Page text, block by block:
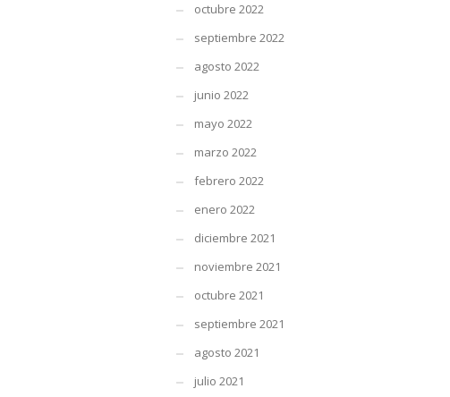
octubre 2022
septiembre 2022
agosto 2022
junio 2022
mayo 2022
marzo 2022
febrero 2022
enero 2022
diciembre 2021
noviembre 2021
octubre 2021
septiembre 2021
agosto 2021
julio 2021